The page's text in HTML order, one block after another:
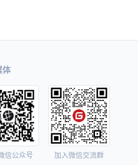
体
信公众号 加入微信交流群